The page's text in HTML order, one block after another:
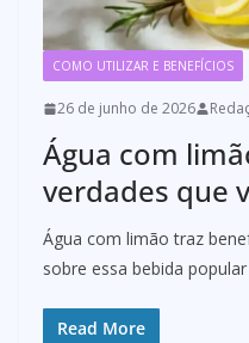
COMO UTILIZAR E BENEFÍCIOS
26 de junho de 2026
Água com
verdades que
Água com limão traz
sobre essa bebida
Read More